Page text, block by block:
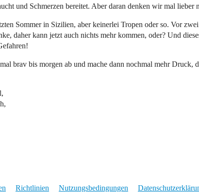
und Schmerzen bereitet. Aber daran denken wir mal lieber
Sommer in Sizilien, aber keinerlei Tropen oder so. Vor
daher kann jetzt auch nichts mehr kommen, oder? Und
brav bis morgen ab und mache dann nochmal mehr Druck,
Richtlinien Nutzungsbedingungen